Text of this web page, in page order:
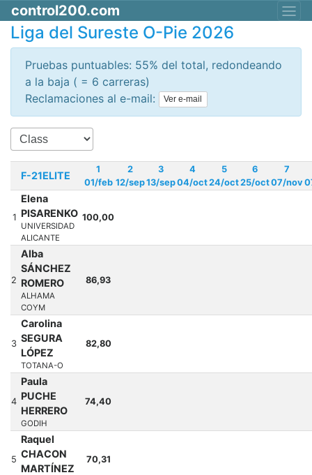
control200.com
Liga del Sureste O-Pie 2026
Pruebas puntuables: 55% del total, redondeando
a la baja ( = 6 carreras)
Reclamaciones al e-mail:
Ver e-mail
F-21ELITE
1
01/feb
2
12/sep
3
13/sep
4
04/oct
5
24/oct
6
25/oct
7
07/nov
1
Elena
PISARENKO
UNIVERSIDAD
ALICANTE
100,00
2
Alba
SÁNCHEZ
ROMERO
ALHAMA
COYM
86,93
3
Carolina
SEGURA
LÓPEZ
TOTANA-O
82,80
4
Paula
PUCHE
HERRERO
GODIH
74,40
5
Raquel
CHACON
MARTÍNEZ
70,31